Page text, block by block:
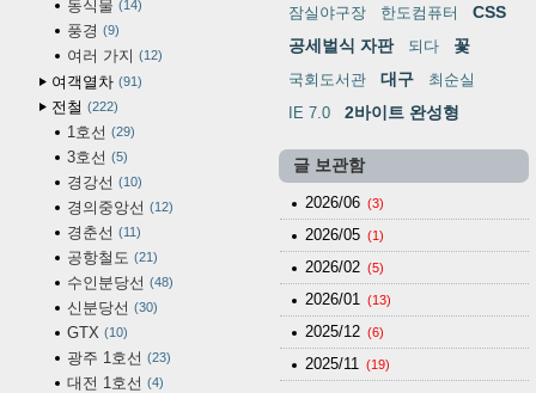
동식물 14
풍경 9
여러 가지 12
여객열차 91
전철 222
1호선 29
3호선 5
경강선 10
경의중앙선 12
경춘선 11
공항철도 21
수인분당선 48
신분당선 30
GTX 10
광주 1호선 23
대전 1호선 4
잠실야구장
한도컴퓨터
CSS
공세벌식 자판
되다 꽃
국회도서관 대구
최순실
IE 7.0
2바이트 완성형
글 보관함
2026/06 (3)
2026/05 (1)
2026/02 (5)
2026/01 (13)
2025/12 (6)
2025/11 (19)